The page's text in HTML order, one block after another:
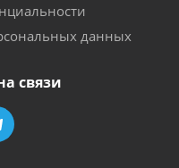
данных
связи